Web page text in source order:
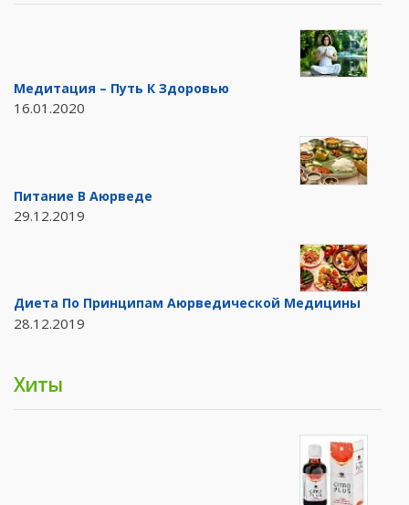
Медитация – Путь К Здоровью
16.01.2020
Питание В Аюрведе
29.12.2019
Диета По Принципам Аюрведической Медицины
28.12.2019
Хиты